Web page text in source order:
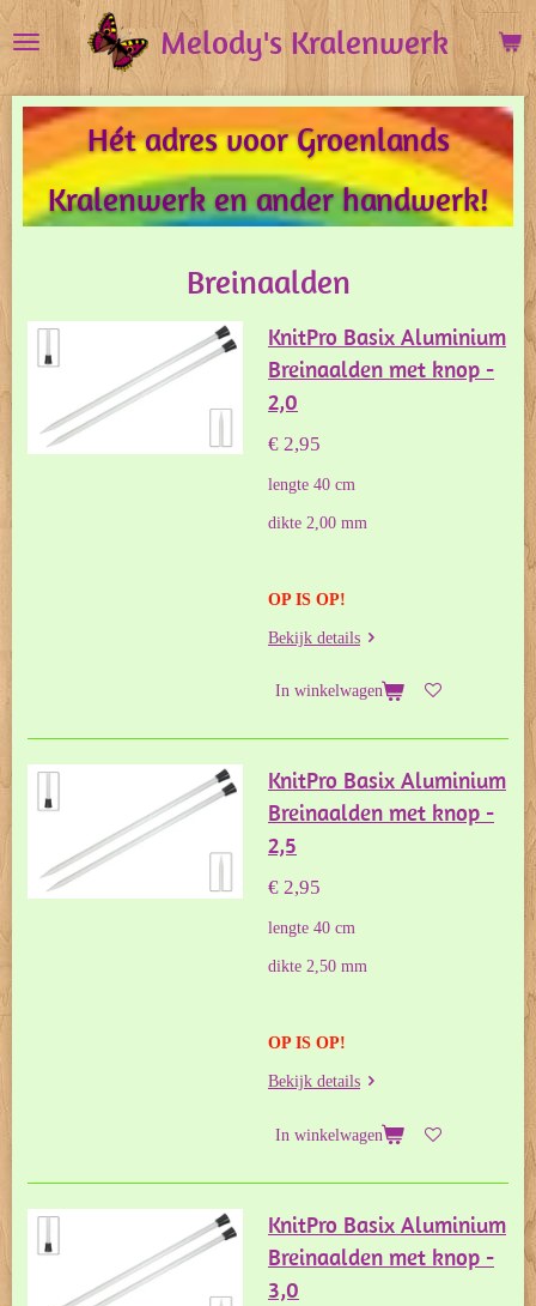
direct
naar
hoofdinhoud
Melody's Kralenwerk
Hét adres voor Groenlands
Kralenwerk en ander handwerk!
Breinaalden
KnitPro Basix Aluminium
Breinaalden met knop -
2,0
€ 2,95
lengte 40 cm
dikte 2,00 mm
OP IS OP!
Bekijk details
In winkelwagen
KnitPro Basix Aluminium
Breinaalden met knop -
2,5
€ 2,95
lengte 40 cm
dikte 2,50 mm
OP IS OP!
Bekijk details
In winkelwagen
KnitPro Basix Aluminium
Breinaalden met knop -
3,0